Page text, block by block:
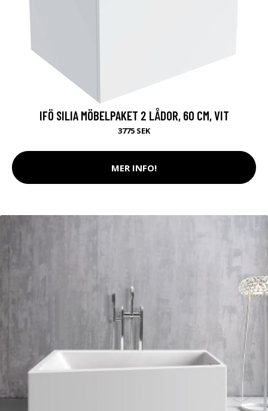
IFÖ SILIA MÖBELPAKET 2 LÅDOR, 60 CM, VIT
3775 SEK
MER INFO!